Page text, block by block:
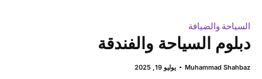
السياحة والضيافة
دبلوم السياحة والفندقة
Muhammad Shahbaz يوليو 19, 2025